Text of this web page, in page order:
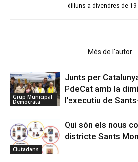
dilluns a divendres de 19
Més de l'autor
Grup Municipal
Demòcrata
Junts per
PdeCat amb la
l’executiu de
Ciutadans
Qui són els nous
districte Sants